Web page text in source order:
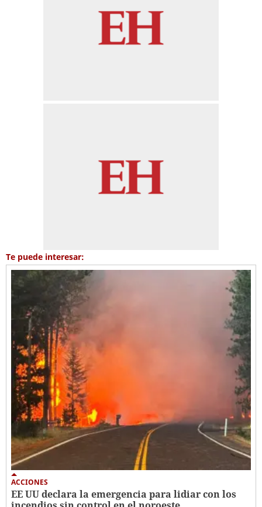
Te puede interesar:
ACCIONES
EE UU declara la emergencia para lidiar con los